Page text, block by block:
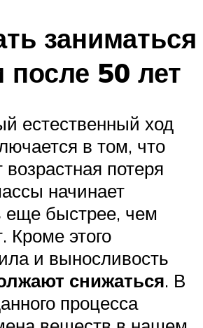
заниматься
после 50 лет
естественный ход
в том, что
потеря
начинает
еще быстрее, чем
Кроме этого
и выносливость
снижаться. В
процесса